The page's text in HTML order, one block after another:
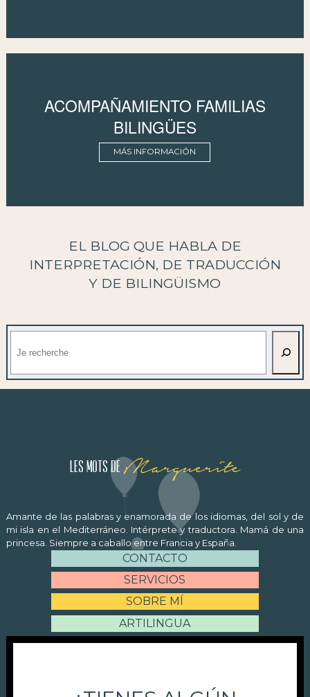
ACOMPAÑAMIENTO FAMILIAS
BILINGÜES
MÁS INFORMACIÓN
EL BLOG QUE HABLA DE
INTERPRETACIÓN, DE TRADUCCIÓN
Y DE BILINGÜISMO
Les mots de Marguerite
Amante de las palabras y enamorada de los idiomas, del sol y de
mi isla en el Mediterráneo. Intérprete y traductora. Mamá de una
princesa. Siempre a caballo entre Francia y España.
CONTACTO
SERVICIOS
SOBRE MÍ
ARTILINGUA